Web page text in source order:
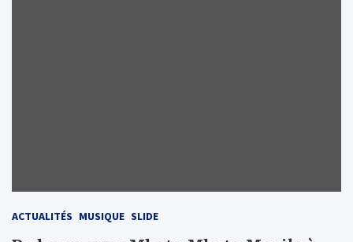
ACTUALITÉS MUSIQUE SLIDE